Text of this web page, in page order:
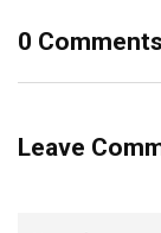
0 Comments
Leave